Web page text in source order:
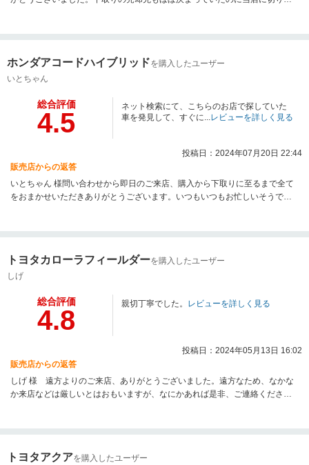
します。
ホンダアコードハイブリッドを購入したユーザー
いとちゃん
総合評価
4.5
ネット検索にて、こちらのお店で探していた
車を発見して、すぐに...レビューを詳しく見る
投稿日：2024年07月20日 22:44
販売店からの返答
いとちゃん 様問い合わせから即日のご来店、購入から下取りに至るまで全て
をおまかせいただきありがとうございます。いつもいつもお忙しいそうです
トヨタカローラフィールダーを購入したユーザー
しげ
総合評価
4.8
親切丁寧でした。 レビューを詳しく見る
投稿日：2024年05月13日 16:02
販売店からの返答
しげ 様 遠方よりのご来店、ありがとうございました。遠方なため、なかな
か来店などは厳しいとはおもいますが、なにかあれば是非、ご連絡くださ
トヨタアクアを購入したユーザー